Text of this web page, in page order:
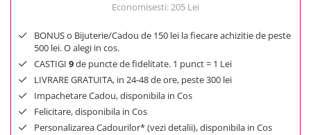
Economisesti:205 Lei
BONUS o Bijuterie/Cadou de 150 lei la fiecare achizitie de peste
500 lei. O alegi in cos.
CASTIGI 9de puncte de fidelitate. 1 punct = 1 Lei
LIVRARE GRATUITA, in 24-48 de ore, peste 300 lei
Impachetare Cadou, disponibila in Cos
Felicitare, disponibila in Cos
Personalizarea Cadourilor* (vezi detalii), disponibila in Cos